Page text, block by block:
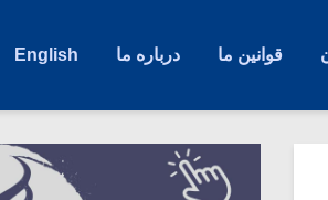
قوانین ما درباره ما English